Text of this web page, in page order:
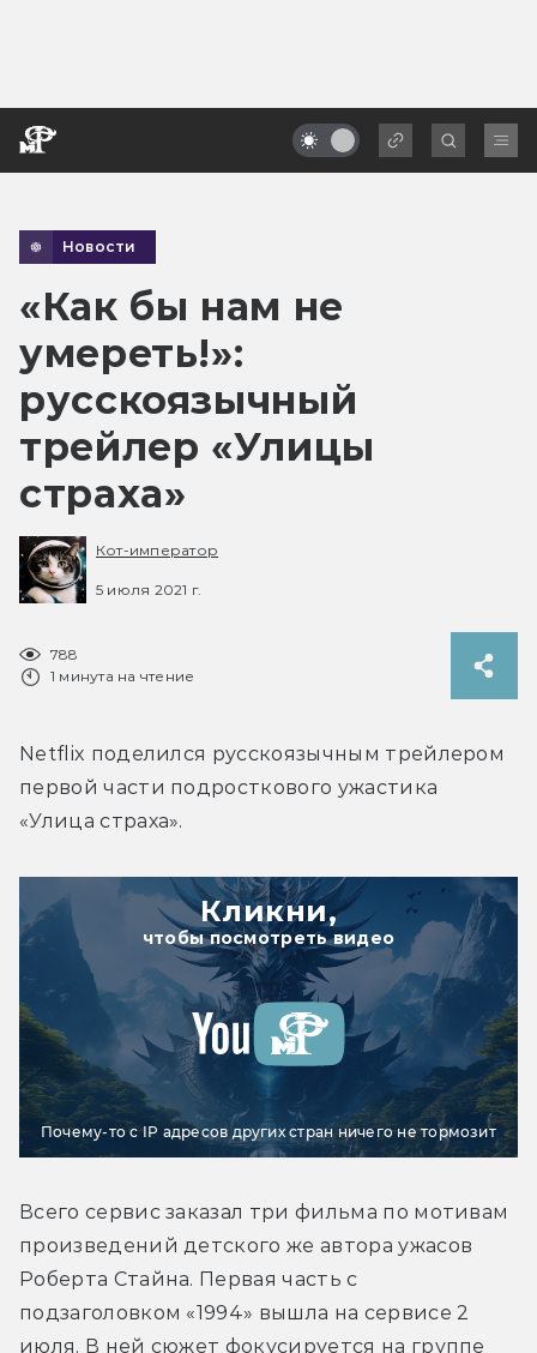
Новости
«Как бы нам не
умереть!»:
русскоязычный
трейлер «Улицы
страха»
Кот-император
5 июля 2021 г.
788
1 минута на чтение
Netflix поделился русскоязычным трейлером
первой части подросткового ужастика
«Улица страха».
Кликни,
чтобы посмотреть видео
Почему-то с IP адресов других стран ничего не тормозит
Всего сервис заказал три фильма по мотивам
произведений детского же автора ужасов
Роберта Стайна. Первая часть с
подзаголовком «1994» вышла на сервисе 2
июля. В ней сюжет фокусируется на группе